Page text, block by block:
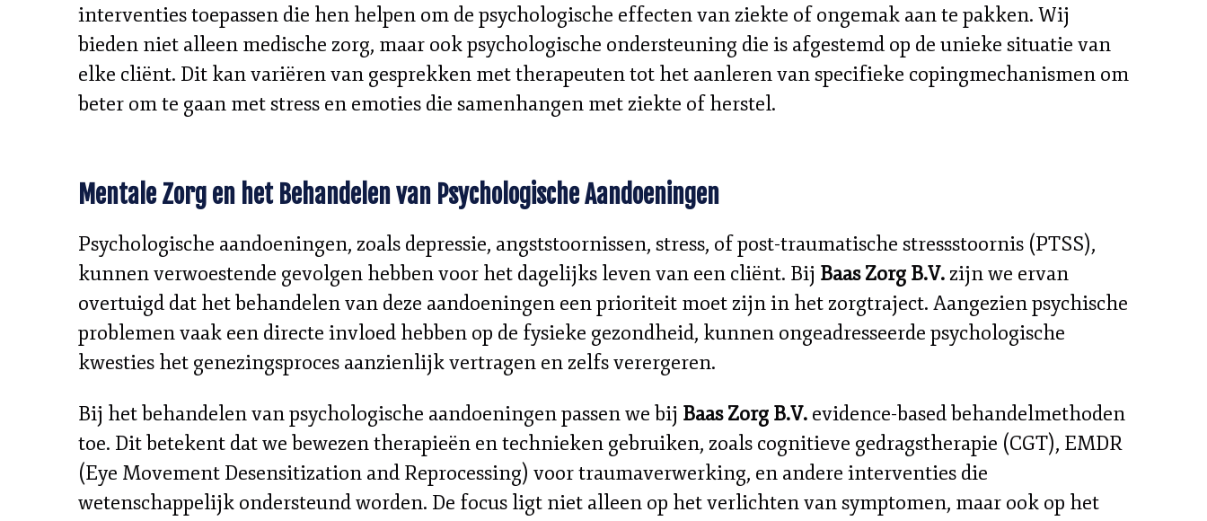
interventies toepassen die hen helpen om de psychologische effecten van ziekte of ongemak aan te pakken. Wij
bieden niet alleen medische zorg, maar ook psychologische ondersteuning die is afgestemd op de unieke situatie van
elke cliënt. Dit kan variëren van gesprekken met therapeuten tot het aanleren van specifieke copingmechanismen om
beter om te gaan met stress en emoties die samenhangen met ziekte of herstel.
Mentale Zorg en het Behandelen van Psychologische Aandoeningen
Psychologische aandoeningen, zoals depressie, angststoornissen, stress, of post-traumatische stressstoornis (PTSS),
kunnen verwoestende gevolgen hebben voor het dagelijks leven van een cliënt. Bij Baas Zorg B.V.zijn we ervan
overtuigd dat het behandelen van deze aandoeningen een prioriteit moet zijn in het zorgtraject. Aangezien psychische
problemen vaak een directe invloed hebben op de fysieke gezondheid, kunnen ongeadresseerde psychologische
kwesties het genezingsproces aanzienlijk vertragen en zelfs verergeren.
Bij het behandelen van psychologische aandoeningen passen we bij Baas Zorg B.V. evidence-based behandelmethoden
toe. Dit betekent dat we bewezen therapieën en technieken gebruiken, zoals cognitieve gedragstherapie (CGT), EMDR
(Eye Movement Desensitization and Reprocessing) voor traumaverwerking, en andere interventies die
wetenschappelijk ondersteund worden. De focus ligt niet alleen op het verlichten van symptomen, maar ook op het